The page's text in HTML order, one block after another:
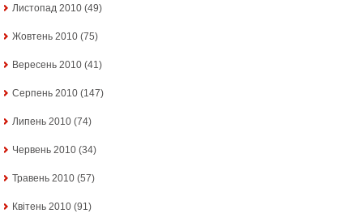
Листопад 2010 (49)
Жовтень 2010 (75)
Вересень 2010 (41)
Серпень 2010 (147)
Липень 2010 (74)
Червень 2010 (34)
Травень 2010 (57)
Квітень 2010 (91)